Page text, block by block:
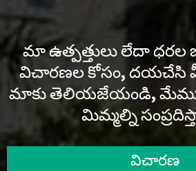
మా ఉత్పత్తులు లేదా ధరల
విచారణల కోసం, దయచేసి
మాకు తెలియజేయండి, మేము
మిమ్మల్ని
విచారణ